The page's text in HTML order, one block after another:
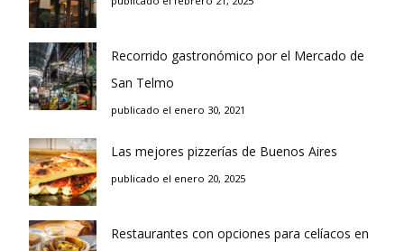
Recorrido gastronómico por el Mercado de
San Telmo
publicado el enero 30, 2021
Las mejores pizzerías de Buenos Aires
publicado el enero 20, 2025
Restaurantes con opciones para celíacos en